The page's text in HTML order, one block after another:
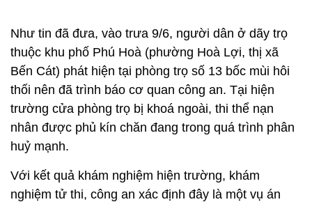
Như tin đã đưa, vào trưa 9/6, người dân ở dãy trọ
thuộc khu phố Phú Hoà (phường Hoà Lợi, thị xã
Bến Cát) phát hiện tại phòng trọ số 13 bốc mùi hôi
thối nên đã trình báo cơ quan công an. Tại hiện
trường cửa phòng trọ bị khoá ngoài, thi thể nạn
nhân được phủ kín chăn đang trong quá trình phân
huỷ mạnh.
Với kết quả khám nghiệm hiện trường, khám
nghiệm tử thi, công an xác định đây là một vụ án